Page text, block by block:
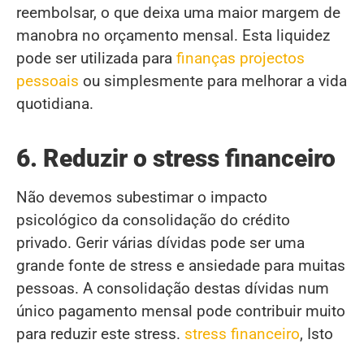
reembolsar, o que deixa uma maior margem de
manobra no orçamento mensal. Esta liquidez
pode ser utilizada para finanças projectos
pessoais ou simplesmente para melhorar a vida
quotidiana.
6. Reduzir o stress financeiro
Não devemos subestimar o impacto
psicológico da consolidação do crédito
privado. Gerir várias dívidas pode ser uma
grande fonte de stress e ansiedade para muitas
pessoas. A consolidação destas dívidas num
único pagamento mensal pode contribuir muito
para reduzir este stress. stress financeiro, Isto